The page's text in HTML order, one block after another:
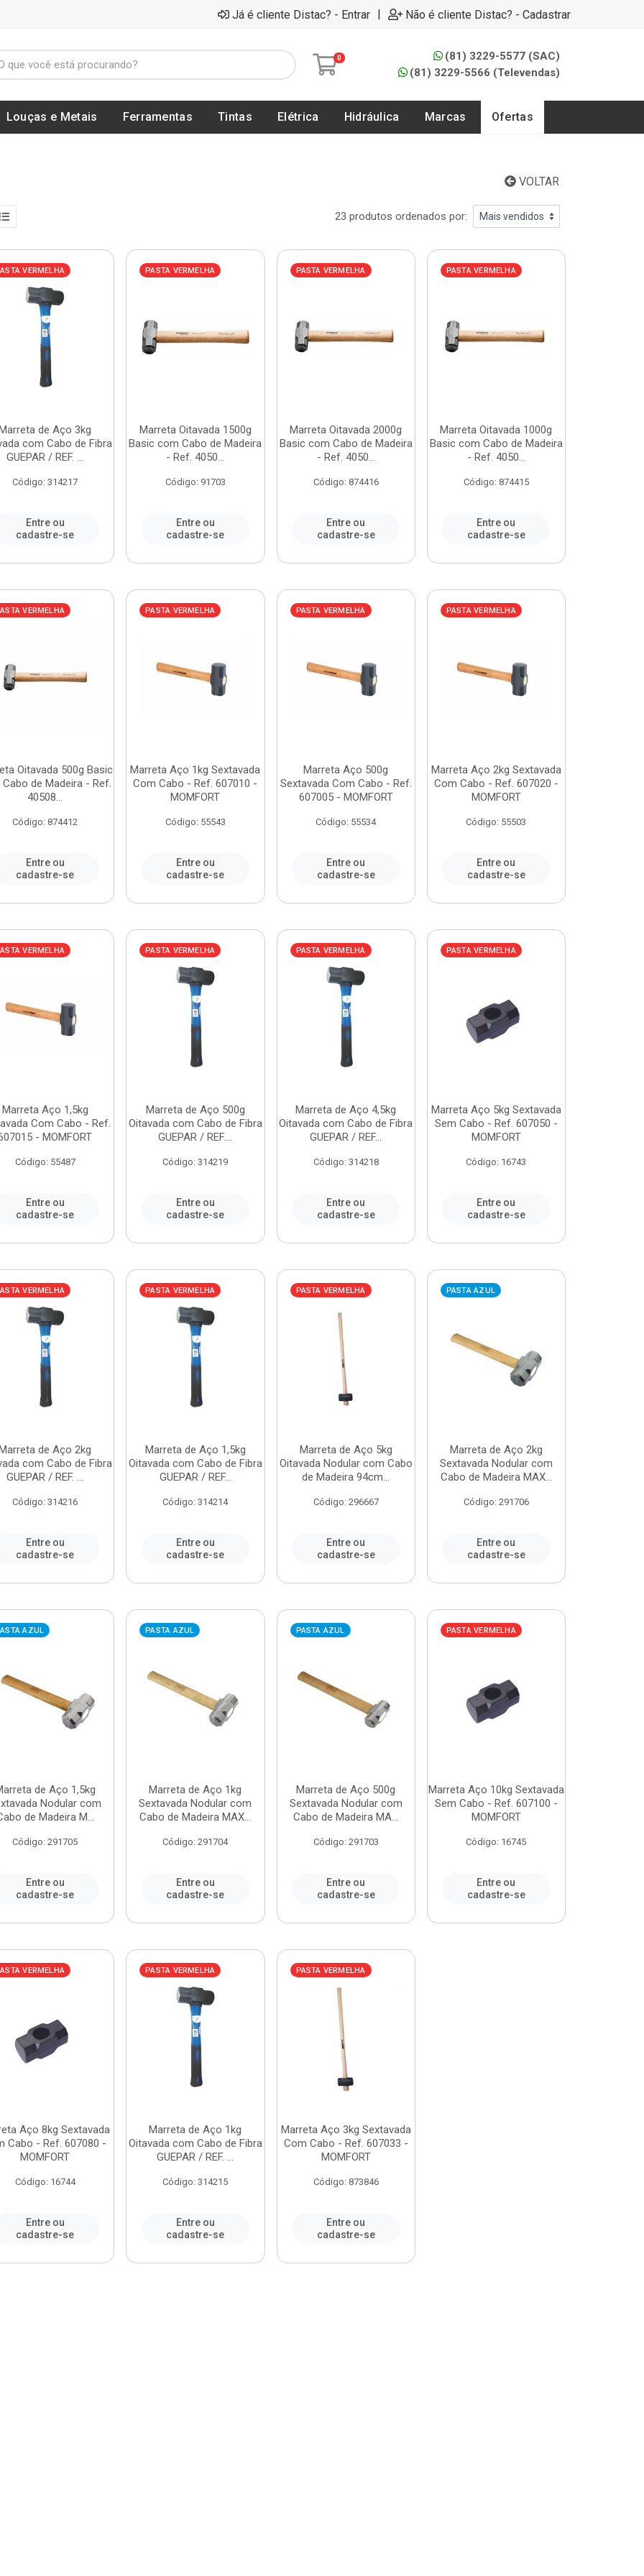
Já é cliente Distac? - Entrar | Não é cliente Distac? - Cadastrar
0
(81) 3229-5577 (SAC)
(81) 3229-5566 (Televendas)
Louças e Metais Ferramentas Tintas Elétrica Hidráulica Marcas Ofertas
VOLTAR
23 produtos ordenados por:
VERMELHA
de Aço 3kg
com Cabo de Fibra
GUEPAR / REF. ...
Código: 314217
Entre ou
cadastre-se
PASTA VERMELHA
Marreta Oitavada 1500g
Basic com Cabo de Madeira
- Ref. 4050...
Código: 91703
Entre ou
cadastre-se
PASTA VERMELHA
Marreta Oitavada 2000g
Basic com Cabo de Madeira
- Ref. 4050...
Código: 874416
Entre ou
cadastre-se
PASTA VERMELHA
Marreta Oitavada 1000g
Basic com Cabo de Madeira
- Ref. 4050...
Código: 874415
Entre ou
cadastre-se
VERMELHA
Oitavada 500g Basic
de Madeira - Ref.
40508...
Código: 874412
Entre ou
cadastre-se
PASTA VERMELHA
Marreta Aço 1kg Sextavada
Com Cabo - Ref. 607010 -
MOMFORT
Código: 55543
Entre ou
cadastre-se
PASTA VERMELHA
Marreta Aço 500g
Sextavada Com Cabo - Ref.
607005 - MOMFORT
Código: 55534
Entre ou
cadastre-se
PASTA VERMELHA
Marreta Aço 2kg Sextavada
Com Cabo - Ref. 607020 -
MOMFORT
Código: 55503
Entre ou
cadastre-se
VERMELHA
Marreta Aço 1,5kg
Com Cabo - Ref.
- MOMFORT
Código: 55487
Entre ou
cadastre-se
PASTA VERMELHA
Marreta de Aço 500g
Oitavada com Cabo de Fibra
GUEPAR / REF....
Código: 314219
Entre ou
cadastre-se
PASTA VERMELHA
Marreta de Aço 4,5kg
Oitavada com Cabo de Fibra
GUEPAR / REF...
Código: 314218
Entre ou
cadastre-se
PASTA VERMELHA
Marreta Aço 5kg Sextavada
Sem Cabo - Ref. 607050 -
MOMFORT
Código: 16743
Entre ou
cadastre-se
VERMELHA
de Aço 2kg
com Cabo de Fibra
GUEPAR / REF. ...
Código: 314216
Entre ou
cadastre-se
PASTA VERMELHA
Marreta de Aço 1,5kg
Oitavada com Cabo de Fibra
GUEPAR / REF...
Código: 314214
Entre ou
cadastre-se
PASTA VERMELHA
Marreta de Aço 5kg
Oitavada Nodular com Cabo
de Madeira 94cm...
Código: 296667
Entre ou
cadastre-se
PASTA AZUL
Marreta de Aço 2kg
Sextavada Nodular com
Cabo de Madeira MAX...
Código: 291706
Entre ou
cadastre-se
AZUL
de Aço 1,5kg
Nodular com
de Madeira M...
Código: 291705
Entre ou
cadastre-se
PASTA AZUL
Marreta de Aço 1kg
Sextavada Nodular com
Cabo de Madeira MAX...
Código: 291704
Entre ou
cadastre-se
PASTA AZUL
Marreta de Aço 500g
Sextavada Nodular com
Cabo de Madeira MA...
Código: 291703
Entre ou
cadastre-se
PASTA VERMELHA
Marreta Aço 10kg Sextavada
Sem Cabo - Ref. 607100 -
MOMFORT
Código: 16745
Entre ou
cadastre-se
VERMELHA
Aço 8kg Sextavada
Cabo - Ref. 607080 -
MOMFORT
Código: 16744
Entre ou
cadastre-se
PASTA VERMELHA
Marreta de Aço 1kg
Oitavada com Cabo de Fibra
GUEPAR / REF. ...
Código: 314215
Entre ou
cadastre-se
PASTA VERMELHA
Marreta Aço 3kg Sextavada
Com Cabo - Ref. 607033 -
MOMFORT
Código: 873846
Entre ou
cadastre-se